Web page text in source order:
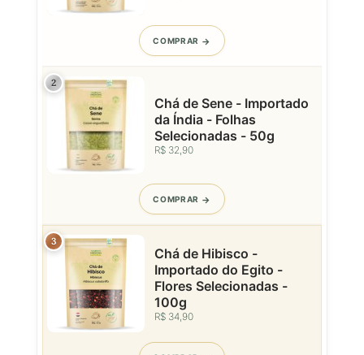
COMPRAR
2
Chá de Sene - Importado
da Índia - Folhas
Selecionadas - 50g
R$ 32,90
COMPRAR
3
Chá de Hibisco -
Importado do Egito -
Flores Selecionadas -
100g
R$ 34,90